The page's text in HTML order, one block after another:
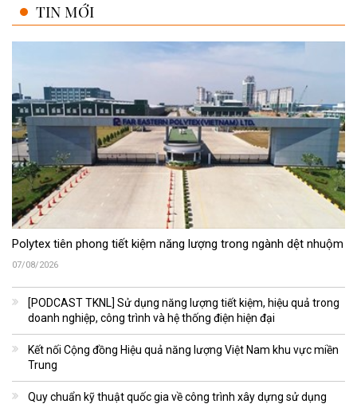
TIN MỚI
Polytex tiên phong tiết kiệm năng lượng trong ngành dệt nhuộm
07/08/2026
[PODCAST TKNL] Sử dụng năng lượng tiết kiệm, hiệu quả trong
doanh nghiệp, công trình và hệ thống điện hiện đại
Kết nối Cộng đồng Hiệu quả năng lượng Việt Nam khu vực miền
Trung
Quy chuẩn kỹ thuật quốc gia về công trình xây dựng sử dụng